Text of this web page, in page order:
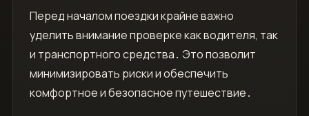
Перед началом поездки крайне важно
уделить внимание проверке как водителя, так
и транспортного средства․ Это позволит
минимизировать риски и обеспечить
комфортное и безопасное путешествие․